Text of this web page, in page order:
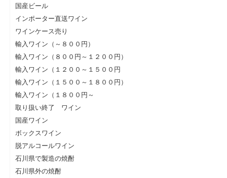
国産ビール
インポーター直送ワイン
ワインケース売り
輸入ワイン（～８００円）
輸入ワイン（８００円～１２００円）
輸入ワイン（１２００～１５００円
輸入ワイン（１５００～１８００円）
輸入ワイン（１８００円～
取り扱い終了 ワイン
国産ワイン
ボックスワイン
脱アルコールワイン
石川県で製造の焼酎
石川県外の焼酎